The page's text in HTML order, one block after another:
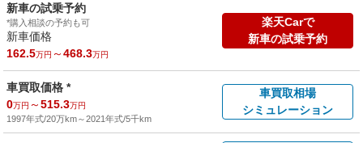
新車の試乗予約
*購入相談の予約も可
新車価格
162.5万円 ～468.3万円
楽天Carで
新車の試乗予約
車買取価格 *
0万円 ～515.3万円
1997年式/20万km～2021年式/5千km
車買取相場
シミュレーション